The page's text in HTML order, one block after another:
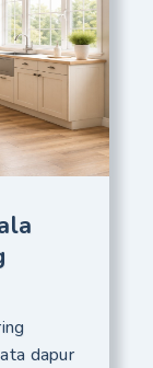
dapur